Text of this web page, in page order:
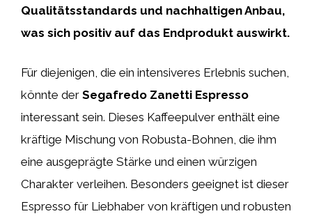
Qualitätsstandards und nachhaltigen Anbau,
was sich positiv auf das Endprodukt auswirkt.
Für diejenigen, die ein intensiveres Erlebnis suchen,
könnte der Segafredo Zanetti Espresso
interessant sein. Dieses Kaffeepulver enthält eine
kräftige Mischung von Robusta-Bohnen, die ihm
eine ausgeprägte Stärke und einen würzigen
Charakter verleihen. Besonders geeignet ist dieser
Espresso für Liebhaber von kräftigen und robusten